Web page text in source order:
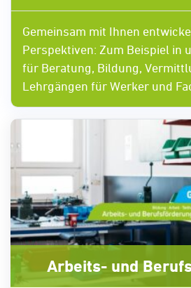
Gemeinsam mit Ihnen
Perspektiven: Zum Beispiel in
für Beratung, Bildung,
Lehrgängen für Werker und
Arbeits- und